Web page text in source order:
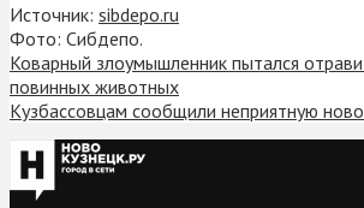
Источник: sibdepo.ru
Фото: Сибдепо.
Коварный злоумышленник пытался
повинных животных
Кузбассовцам сообщили неприятную